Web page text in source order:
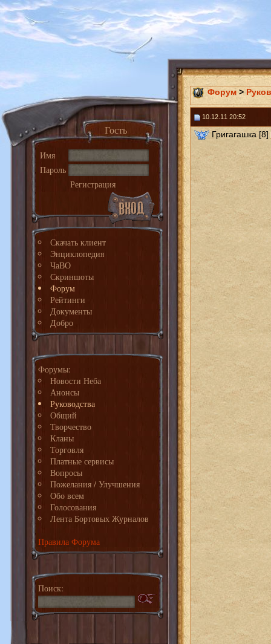
Гость
Имя
Пароль
Регистрация
Скачать клиент
Энциклопедия
ЧаВО
Скриншоты
Форум
Рейтинги
Документы
Добро
Форумы:
Новости Неба
Анонсы
Руководства
Общий
Творчество
Кланы
Торговля
Платные сервисы
Вопросы
Пожелания / Улучшения
Обо всем
Голосования
Лента Бортовых Журналов
Правила Форума
Поиск:
Форум >
10.12.11 20:52
Григагашка [8]